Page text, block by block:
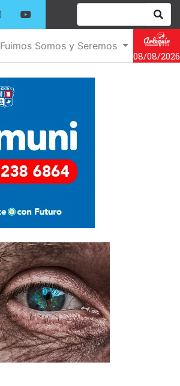
Fuimos Somos y Seremos
08/08/2026